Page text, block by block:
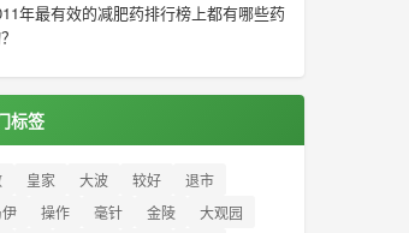
年最有效的减肥药排行榜上都有哪些药
标签
皇家 大波 较好
退市
操作 毫针 金陵
大观园